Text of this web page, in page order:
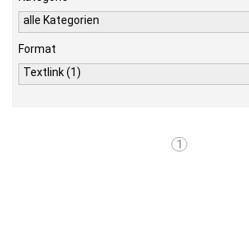
alle Kategorien
Format
Textlink (1)
1